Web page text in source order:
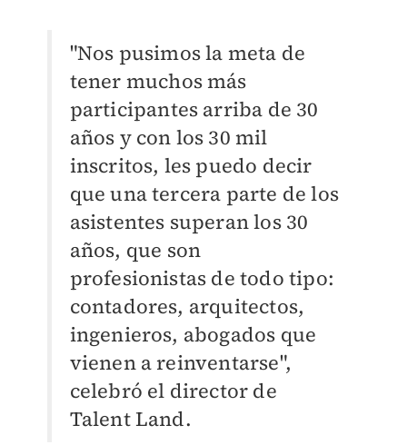
"Nos pusimos la meta de
tener muchos más
participantes arriba de 30
años y con los 30 mil
inscritos, les puedo decir
que una tercera parte de los
asistentes superan los 30
años, que son
profesionistas de todo tipo:
contadores, arquitectos,
ingenieros, abogados que
vienen a reinventarse",
celebró el director de
Talent Land.